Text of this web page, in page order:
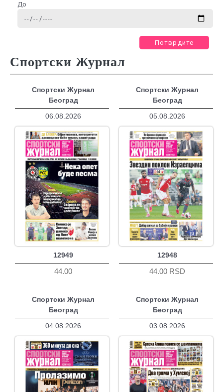
До
Потврдите
Спортски Журнал
Спортски Журнал
Београд
06.08.2026
12949
44.00
Спортски Журнал
Београд
05.08.2026
12948
44.00 RSD
Спортски Журнал
Београд
04.08.2026
Спортски Журнал
Београд
03.08.2026